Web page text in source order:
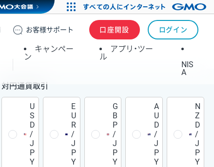
お客様サポート 口座開設 ログイン
キャンペー
ン
アプリ・ツー
ル
NIS
A
対円通貨取引
U
S
D
/
J
P
Y
E
U
R
/
J
P
Y
G
B
P
/
J
P
Y
A
U
D
/
J
P
Y
N
Z
D
/
J
P
Y